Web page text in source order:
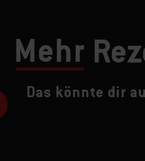
Mehr
Das könnte dir